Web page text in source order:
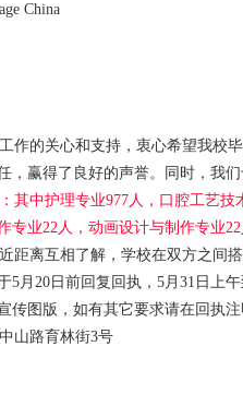
China
的关心和支持，衷心希望我校
，赢得了良好的声誉。同时，我
其中护理专业977人，口腔工艺
专业22人，动画设计与制作专业
离互相了解，学校在双方之间
5月20日前回复回执，5月31日上
传图版，如有其它要求请在回执
山路育林街3号